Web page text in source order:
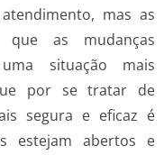
mas as
que as mudanças
situação mais
por se tratar de
segura e eficaz é
estejam abertos e